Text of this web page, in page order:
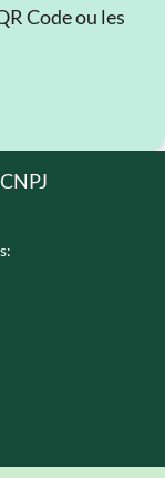
Code ou les